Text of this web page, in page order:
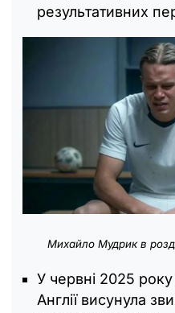
результативних
Михайло Мудрик в
У червні 2025
Англії висунула